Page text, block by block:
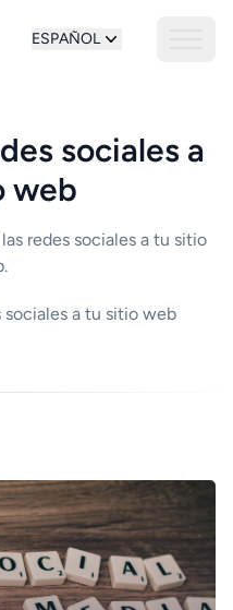
ESPAÑOL
sociales a
web
redes sociales a tu sitio
sociales a tu sitio web